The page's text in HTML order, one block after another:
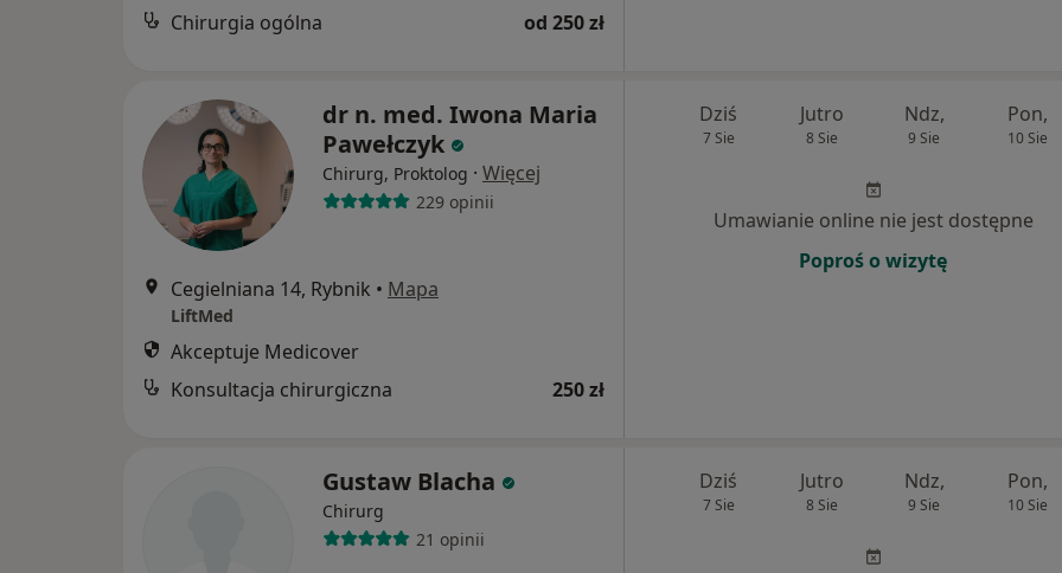
Chirurgia ogólna
od 250 zł
dr n. med. Iwona Maria
Pawełczyk
Chirurg, Proktolog · Więcej
229 opinii
Cegielniana 14, Rybnik • Mapa
LiftMed
Akceptuje Medicover
Konsultacja chirurgiczna
250 zł
Dziś
7 Sie
Jutro
8 Sie
Ndz,
9 Sie
Pon,
10 Sie
Umawianie online nie jest dostępne
Poproś o wizytę
Gustaw Blacha
Chirurg
21 opinii
Dziś
7 Sie
Jutro
8 Sie
Ndz,
9 Sie
Pon,
10 Sie